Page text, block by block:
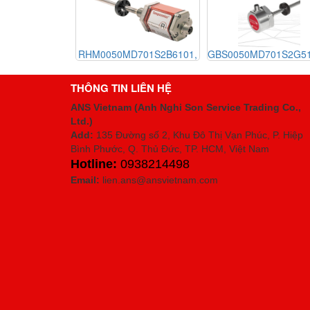
RHM0050MD701S2B6101,
Cảm biến vị trí MTS Sensor
- Temposonics RH-Series
THÔNG TIN LIÊN HỆ
ANS Vietnam (Anh Nghi Son Service Trading Co.,
Ltd.)
Add: 135 Đường số 2, Khu Đô Thị Vạn Phúc, P. Hiệp
Bình Phước, Q. Thủ Đức, TP. HCM, Việt Nam
Hotline: 0938214498
Email: lien.ans@ansvietnam.com